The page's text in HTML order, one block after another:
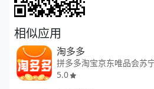
相似应用
淘多多
5.0